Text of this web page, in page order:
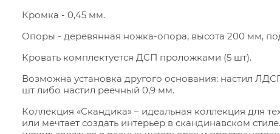
Кромка - 0,45 мм.
Опоры - деревянная ножка-опора, высота 200 мм,
Кровать комплектуется ДСП проложками (5 шт).
Возможна установка другого основания: настил
шт либо настил реечный 0,9 мм.
Коллекция «Скандика» – идеальная коллекция для
или мечтает создать интерьер в скандинавском